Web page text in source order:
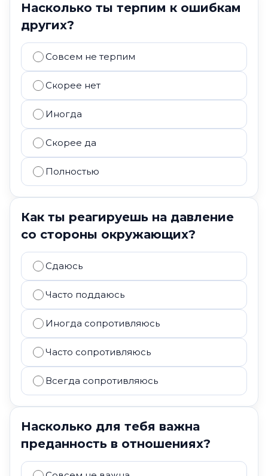
Насколько ты терпим к ошибкам
других?
Совсем не терпим
Скорее нет
Иногда
Скорее да
Полностью
Как ты реагируешь на давление
со стороны окружающих?
Сдаюсь
Часто поддаюсь
Иногда сопротивляюсь
Часто сопротивляюсь
Всегда сопротивляюсь
Насколько для тебя важна
преданность в отношениях?